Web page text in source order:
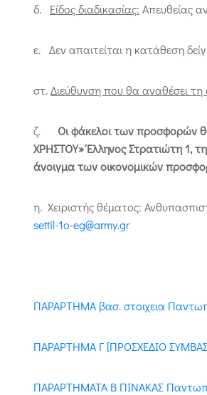
δ. Είδος διαδικασίας: Απευθείας
ε. Δεν απαιτείται η κατάθεση
στ.Διεύθυνση που θα αναθέσει
ζ. Οι φάκελοι των προσφορών
ΧΡΗΣΤΟΥ» Έλληνος Στρατιώτη 1,
άνοιγμα των οικονομικών
η. Χειριστής θέματος:
settil-1o-eg@army.gr
ΠΑΡΑΡΤΗΜΑ βασ. στοιχεια
ΠΑΡΑΡΤΗΜΑ Γ [ΠΡΟΣΧΕΔΙΟ
ΠΑΡΑΡΤΗΜΑΤΑ Β ΠΙΝΑΚΑΣ